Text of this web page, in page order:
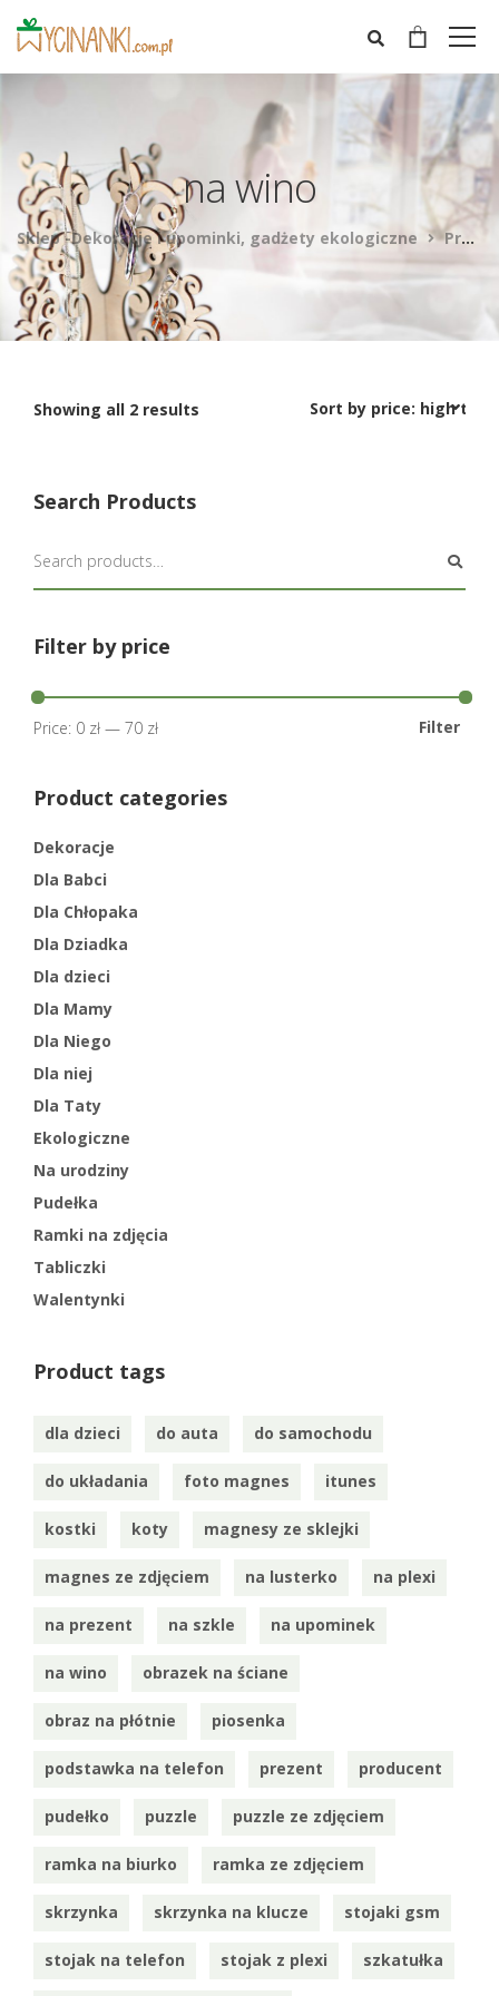
na wino
Sklep -Dekoracje i upominki, gadżety ekologiczne Products
Showing all 2 results
Search Products
Filter by price
Filter
Price: 0 zł — 70 zł
Product categories
Dekoracje
Dla Babci
Dla Chłopaka
Dla Dziadka
Dla dzieci
Dla Mamy
Dla Niego
Dla niej
Dla Taty
Ekologiczne
Na urodziny
Pudełka
Ramki na zdjęcia
Tabliczki
Walentynki
Product tags
dla dzieci do auta do samochodu
do układania foto magnes itunes
kostki koty magnesy ze sklejki
magnes ze zdjęciem na lusterko na plexi
na prezent na szkle na upominek
na wino obrazek na ściane
obraz na płótnie piosenka
podstawka na telefon prezent producent
pudełko puzzle puzzle ze zdjęciem
ramka na biurko ramka ze zdjęciem
skrzynka skrzynka na klucze stojaki gsm
stojak na telefon stojak z plexi szkatułka